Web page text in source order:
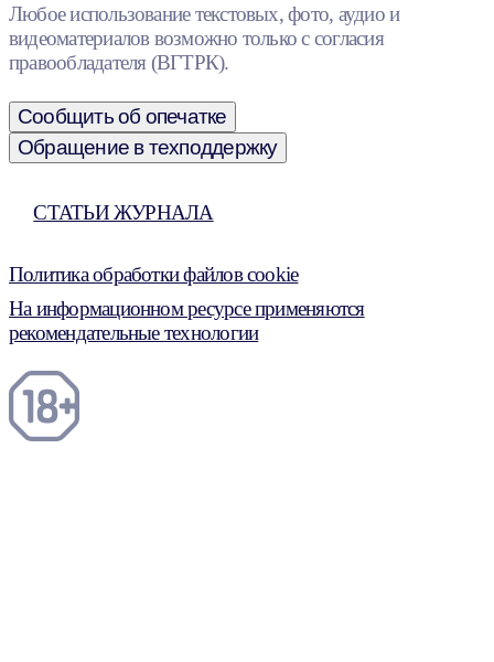
Любое использование текстовых, фото, аудио и
видеоматериалов возможно только с согласия
правообладателя (ВГТРК).
Сообщить об опечатке
Обращение в техподдержку
СТАТЬИ ЖУРНАЛА
Политика обработки файлов cookie
На информационном ресурсе применяются
рекомендательные технологии